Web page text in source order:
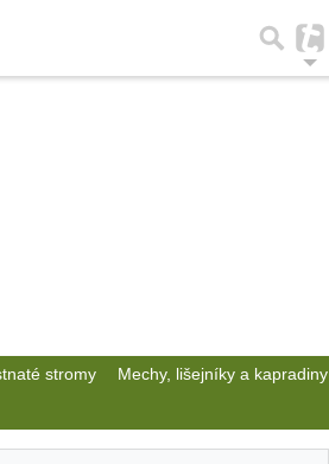
stromy Mechy, lišejníky a kapradiny